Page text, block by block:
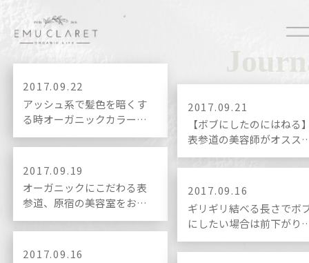
2017.09.22
アッシュ系で髪色を暗くす
る時オーガニックカラーが
オススメなたった１つの理
由。
2017.09.21
【ボブにしたのにはねる
表参道の美容師がオスス
するはねないボブの作り
♪
2017.09.19
オーガニックにこだわる表
参道、原宿の美容室をお探
しの方はこちらをチェック
♪
2017.09.16
ギリギリ結べる長さでボ
にしたい場合は前下がり
した方が良いたった１つ
理由。
2017.09.16